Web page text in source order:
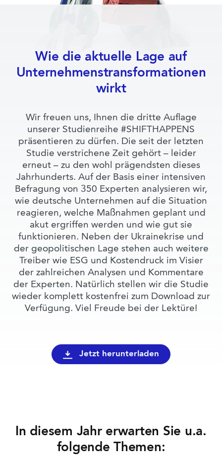
Wie die aktuelle Lage auf
Unternehmenstransformationen
wirkt
Wir freuen uns, Ihnen die dritte Auflage
unserer Studienreihe #SHIFTHAPPENS
präsentieren zu dürfen. Die seit der letzten
Studie verstrichene Zeit gehört – leider
erneut – zu den wohl prägendsten dieses
Jahrhunderts. Auf der Basis einer intensiven
Befragung von 350 Experten analysieren wir,
wie deutsche Unternehmen auf die Situation
reagieren, welche Maßnahmen geplant und
akut ergriffen werden und wie gut sie
funktionieren. Neben der Ukrainekrise und
der geopolitischen Lage stehen auch weitere
Treiber wie ESG und Kostendruck im Visier
der zahlreichen Analysen und Kommentare
der Experten. Natürlich stellen wir die Studie
wieder komplett kostenfrei zum Download zur
Verfügung. Viel Freude bei der Lektüre!
Jetzt herunterladen
In diesem Jahr erwarten Sie u.a.
folgende Themen: